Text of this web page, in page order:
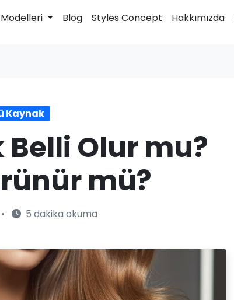
Blog Styles Concept Hakkımızda
Kaynak
Olur mu?
mü?
• 5 dakika okuma